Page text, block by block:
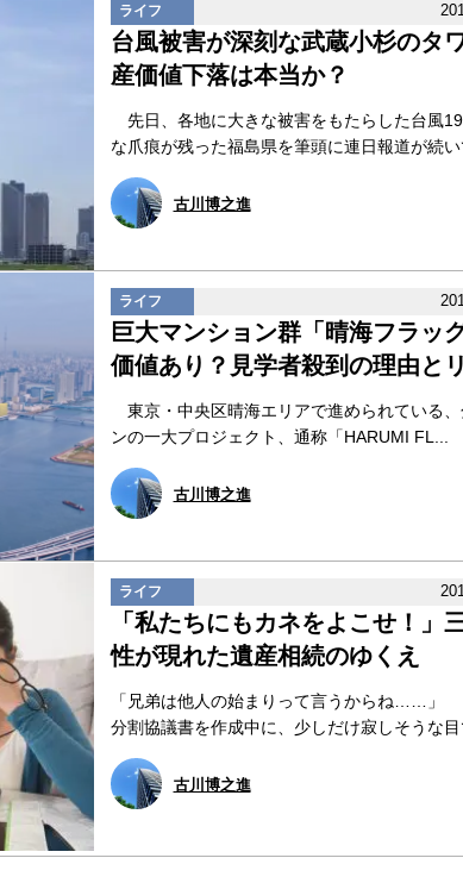
ライフ
台風被害が深刻な武蔵小杉のタ
産価値下落は本当か？
先日、各地に大きな被害をもたらした台風
な爪痕が残った福島県を筆頭に連日報道が続い
古川博之進
ライフ
巨大マンション群「晴海フラッ
価値あり？見学者殺到の理由と
東京・中央区晴海エリアで進められている、
ンの一大プロジェクト、通称「HARUMI FL...
古川博之進
ライフ
「私たちにもカネをよこせ！」
性が現れた遺産相続のゆくえ
「兄弟は他人の始まりって言うからね……」
分割協議書を作成中に、少しだけ寂しそうな目
古川博之進